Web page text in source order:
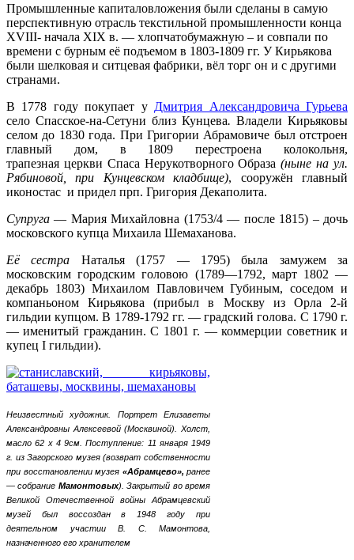
Промышленные капиталовложения были сделаны в самую
перспективную отрасль текстильной промышленности конца
XVIII- начала XIX в. — хлопчатобумажную – и совпали по
времени с бурным её подъемом в 1803-1809 гг. У Кирьякова
были шелковая и ситцевая фабрики, вёл торг он и с другими
странами.
В 1778 году покупает у Дмитрия Александровича Гурьева
село Спасское-на-Сетуни близ Кунцева. Владели Кирьяковы
селом до 1830 года. При Григории Абрамовиче был отстроен
главный дом, в 1809 перестроена колокольня,
трапезная церкви Спаса Нерукотворного Образа(ныне на ул.
Рябиновой, при Кунцевском кладбище), сооружён главный
иконостас и придел прп. Григория Декаполита.
Супруга — Мария Михайловна (1753/4 — после 1815) – дочь
московского купца Михаила Шемаханова.
Её сестра Наталья (1757 — 1795) была замужем за
московским городским головою (1789—1792, март 1802 —
декабрь 1803) Михаилом Павловичем Губиным, соседом и
компаньоном Кирьякова (прибыл в Москву из Орла 2-й
гильдии купцом. В 1789-1792 гг. — градский голова. С 1790 г.
— именитый гражданин. С 1801 г. — коммерции советник и
купец I гильдии).
Неизвестный художник. Портрет Елизаветы
Александровны Алексеевой (Москвиной). Холст,
масло 62 х 4 9см.Поступление: 11 января 1949
г. из Загорского музея (возврат собственности
при восстановлении музея «Абрамцево», ранее
— собрание Мамонтовых). Закрытый во время
Великой Отечественной войны Абрамцевский
музей был воссоздан в 1948 году при
деятельном участии В. С. Мамонтова,
назначенного его хранителем